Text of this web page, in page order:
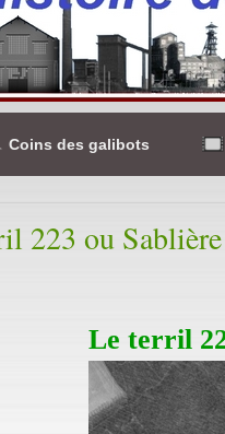
Coins des galibots
223 ou Sablière
Le terril